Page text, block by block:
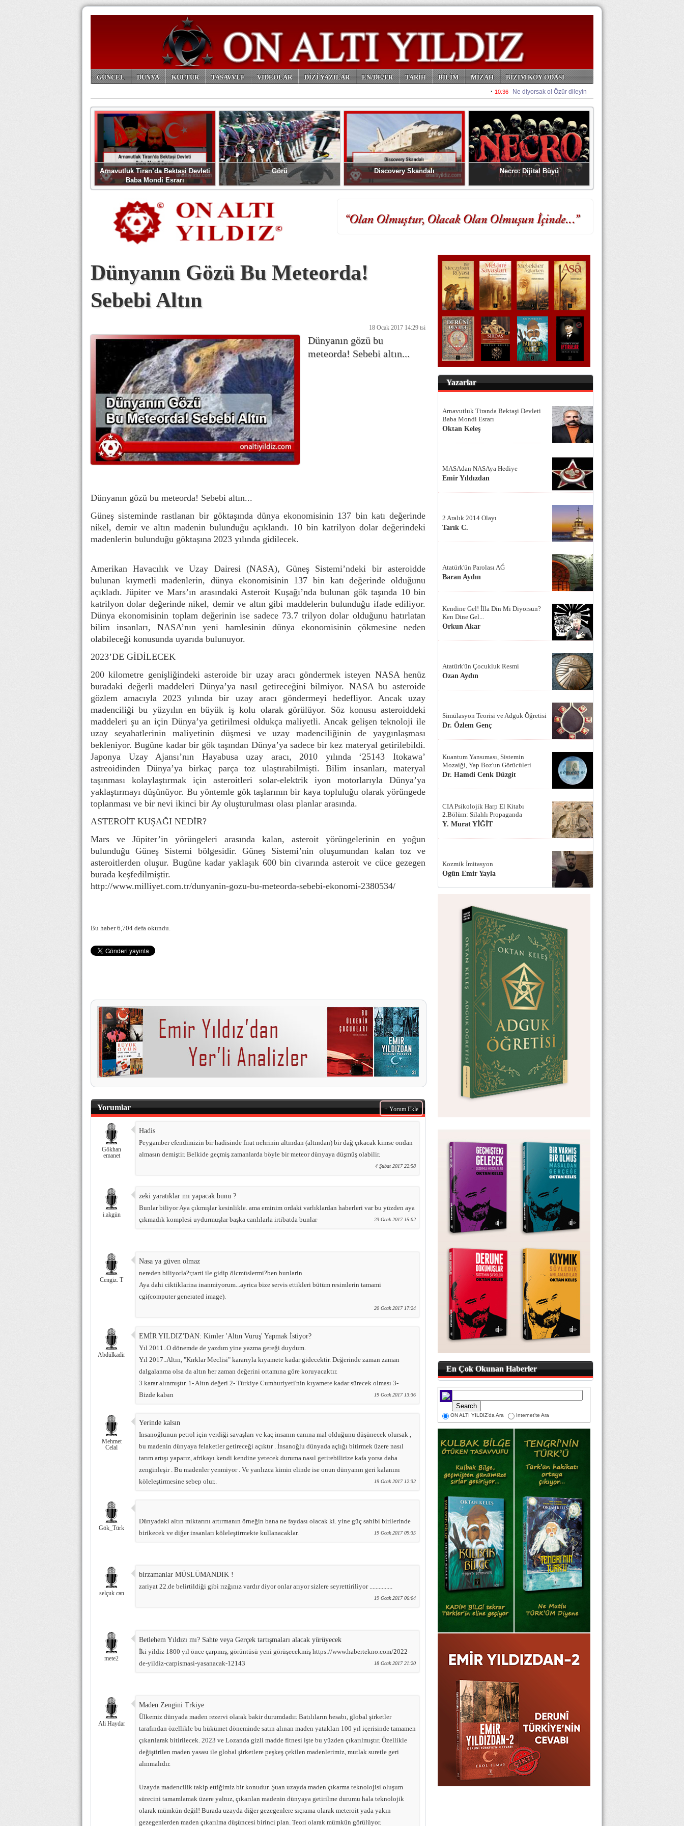
GÜNCEL DÜNYA KÜLTÜR TASAVVUF VİDEOLAR DİZİ YAZILAR EN/DE/FR TARİH BİLİM MİZAH
BİZİM KÖY ODASI
Arnavutluk Tiran’da Bektaşi Devleti
Baba Mondi Esrarı
Görü Discovery Skandalı Necro: Dijital Büyü
Dünyanın Gözü Bu Meteorda!
Sebebi Altın
18 Ocak 2017 14:29 tsi
Dünyanın gözü bu
meteorda! Sebebi altın...
Dünyanın gözü bu meteorda! Sebebi altın...
Güneş sisteminde rastlanan bir göktaşında dünya ekonomisinin 137 bin katı değerinde
nikel, demir ve altın madenin bulunduğu açıklandı. 10 bin katrilyon dolar değerindeki
madenlerin bulunduğu göktaşına 2023 yılında gidilecek.
Amerikan Havacılık ve Uzay Dairesi (NASA), Güneş Sistemi’ndeki bir asteroidde
bulunan kıymetli madenlerin, dünya ekonomisinin 137 bin katı değerinde olduğunu
açıkladı. Jüpiter ve Mars’ın arasındaki Asteroit Kuşağı’nda bulunan gök taşında 10 bin
katrilyon dolar değerinde nikel, demir ve altın gibi maddelerin bulunduğu ifade ediliyor.
Dünya ekonomisinin toplam değerinin ise sadece 73.7 trilyon dolar olduğunu hatırlatan
bilim insanları, NASA’nın yeni hamlesinin dünya ekonomisinin çökmesine neden
olabileceği konusunda uyarıda bulunuyor.
2023’DE GİDİLECEK
200 kilometre genişliğindeki asteroide bir uzay aracı göndermek isteyen NASA henüz
buradaki değerli maddeleri Dünya’ya nasıl getireceğini bilmiyor. NASA bu asteroide
gözlem amacıyla 2023 yılında bir uzay aracı göndermeyi hedefliyor. Ancak uzay
madenciliği bu yüzyılın en büyük iş kolu olarak görülüyor. Söz konusu asteroiddeki
maddeleri şu an için Dünya’ya getirilmesi oldukça maliyetli. Ancak gelişen teknoloji ile
uzay seyahatlerinin maliyetinin düşmesi ve uzay madenciliğinin de yaygınlaşması
bekleniyor. Bugüne kadar bir gök taşından Dünya’ya sadece bir kez materyal getirilebildi.
Japonya Uzay Ajansı’nın Hayabusa uzay aracı, 2010 yılında ‘25143 Itokawa’
astreoidinden Dünya’ya birkaç parça toz ulaştırabilmişti. Bilim insanları, materyal
taşınması kolaylaştırmak için asteroitleri solar-elektrik iyon motorlarıyla Dünya’ya
yaklaştırmayı düşünüyor. Bu yöntemle gök taşlarının bir kaya topluluğu olarak yörüngede
toplanması ve bir nevi ikinci bir Ay oluşturulması olası planlar arasında.
ASTEROİT KUŞAĞI NEDİR?
Mars ve Jüpiter’in yörüngeleri arasında kalan, asteroit yörüngelerinin en yoğun
bulunduğu Güneş Sistemi bölgesidir. Güneş Sistemi’nin oluşumundan kalan toz ve
asteroitlerden oluşur. Bugüne kadar yaklaşık 600 bin civarında asteroit ve cüce gezegen
burada keşfedilmiştir.
http://www.milliyet.com.tr/dunyanin-gozu-bu-meteorda-sebebi-ekonomi-2380534/
Bu haber 6,704 defa okundu.
Yorumlar + Yorum Ekle
Gökhan
emanet
Hadis
Peygamber efendimizin bir hadisinde fırat nehrinin altından (altından) bir dağ çıkacak kimse ondan
almasın demiştir. Belkide geçmiş zamanlarda böyle bir meteor dünyaya düşmüş olabilir.
4 Şubat 2017 22:58
i.akgün
zeki yaratıklar mı yapacak bunu ?
Bunlar biliyor Aya çıkmışlar kesinlikle. ama eminim ordaki varlıklardan haberleri var bu yüzden aya
çıkmadık komplesi uydurmuşlar başka canlılarla irtibatda bunlar
23 Ocak 2017 15:02
Cengiz. T
Nasa ya güven olmaz
nereden biliyorla?r,tarti ile gidip ölcmüslermi?ben bunlarin
Aya dahi ciktiklarina inanmiyorum...ayrica bize servis ettikleri bütüm resimlerin tamami
cgi(computer generated image).
20 Ocak 2017 17:24
Abdülkadir
EMİR YILDIZ'DAN: Kimler 'Altın Vuruş' Yapmak İstiyor?
Yıl 2011..O dönemde de yazdım yine yazma gereği duydum.
Yıl 2017..Altın, "Kırklar Meclisi" kararıyla kıyamete kadar gidecektir. Değerinde zaman zaman
dalgalanma olsa da altın her zaman değerini ortamına göre koruyacaktır.
3 karar alınmıştır. 1- Altın değeri 2- Türkiye Cumhuriyeti'nin kıyamete kadar sürecek olması 3-
Bizde kalsın
19 Ocak 2017 13:36
Mehmet
Celal
Yerinde kalsın
Insanoğlunun petrol için verdiği savaşları ve kaç insanın canına mal olduğunu düşünecek olursak ,
bu madenin dünyaya felaketler getireceği açıktır . İnsanoğlu dünyada açlığı bitirmek üzere nasıl
tarım artışı yaparız, afrikayı kendi kendine yetecek duruma nasıl getirebilirize kafa yorsa daha
zenginleşir . Bu madenler yenmiyor . Ve yanlızca kimin elinde ise onun dünyanın geri kalanını
köleleştirmesine sebep olur..
19 Ocak 2017 12:32
Gök_Türk
Dünyadaki altın miktarını artırmanın örneğin bana ne faydası olacak ki. yine güç sahibi birilerinde
birikecek ve diğer insanları köleleştirmekte kullanacaklar.
19 Ocak 2017 09:35
selçuk can
birzamanlar MÜSLÜMANDIK !
zariyat 22.de belirtildiği gibi rızğınız vardır diyor onlar arıyor sizlere seyrettiriliyor ...............
19 Ocak 2017 06:04
mete2
Betlehem Yıldızı mı? Sahte veya Gerçek tartışmaları alacak yürüyecek
İki yildiz 1800 yıl önce çarpmış, görüntüsü yeni görüşecekmiş https://www.habertekno.com/2022-
de-yildiz-carpismasi-yasanacak-12143
18 Ocak 2017 21:20
Ali Haydar
Maden Zengini Trkiye
Ülkemiz dünyada maden rezervi olarak bakir durumdadır. Batılıların hesabı, global şirketler
tarafından özellikle bu hükümet döneminde satın alınan maden yatakları 100 yıl içerisinde tamamen
çıkarılarak bitirilecek. 2023 ve Lozanda gizli madde fitnesi işte bu yüzden çıkarılmıştır. Özellikle
değiştirilen maden yasası ile global şirketlere peşkeş çekilen madenlerimiz, mutlak suretle geri
alınmalıdır.
Uzayda madencilik takip ettiğimiz bir konudur. Şuan uzayda maden çıkarma teknolojisi oluşum
sürecini tamamlamak üzere yalnız, çıkarılan madenin dünyaya getirilme durumu hala teknolojik
olarak mümkün değil! Burada uzayda diğer gezegenlere sıçrama olarak meteroit yada yakın
gezegenlerden maden çıkarılma düşüncesi birinci plan. Teori olarak mümkün görülüyor.
Yazarlar
Arnavutluk Tiranda Bektaşi Devleti
Baba Mondi Esrarı
Oktan Keleş
MASAdan NASAya Hediye
Emir Yıldızdan
2 Aralık 2014 Olayı
Tarık C.
Atatürk'ün Parolası AĞ
Baran Aydın
Kendine Gel! İlla Din Mi Diyorsun?
Ken Dine Gel...
Orkun Akar
Atatürk'ün Çocukluk Resmi
Ozan Aydın
Simülasyon Teorisi ve Adguk Öğretisi
Dr. Özlem Genç
Kuantum Yansıması, Sistemin
Mozaiği, Yap Boz'un Görücüleri
Dr. Hamdi Cenk Düzgit
CIA Psikolojik Harp El Kitabı
2.Bölüm: Silahlı Propaganda
Y. Murat YİĞİT
Kozmik İmitasyon
Ogün Emir Yayla
En Çok Okunan Haberler
ON ALTI YILDIZ'da Ara Internet'te Ara